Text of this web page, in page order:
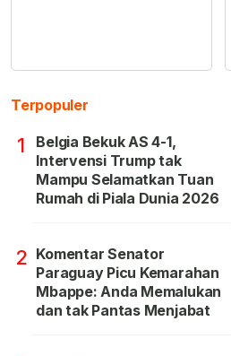
Terpopuler
1
Belgia Bekuk AS 4-1,
Intervensi Trump tak
Mampu Selamatkan Tuan
Rumah di Piala Dunia 2026
2 Komentar Senator
Paraguay Picu Kemarahan
Mbappe: Anda Memalukan
dan tak Pantas Menjabat